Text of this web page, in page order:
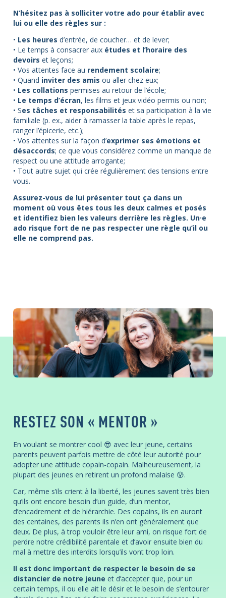
N’hésitez pas à solliciter votre ado pour établir avec
lui ou elle des règles sur :
• Les heures d’entrée, de coucher… et de lever;
• Le temps à consacrer aux études et l’horaire des
devoirs et leçons;
• Vos attentes face au rendement scolaire;
• Quand inviter des amis ou aller chez eux;
• Les collations permises au retour de l’école;
• Le temps d’écran, les films et jeux vidéo permis ou non;
• Ses tâches et responsabilités et sa participation à la vie
familiale (p. ex., aider à ramasser la table après le repas,
ranger l’épicerie, etc.);
• Vos attentes sur la façon d’exprimer ses émotions et
désaccords; ce que vous considérez comme un manque de
respect ou une attitude arrogante;
• Tout autre sujet qui crée régulièrement des tensions entre
vous.
Assurez-vous de lui présenter tout ça dans un
moment où vous êtes tous les deux calmes et posés
et identifiez bien les valeurs derrière les règles. Un·e
ado risque fort de ne pas respecter une règle qu’il ou
elle ne comprend pas.
RESTEZ SON « MENTOR »
En voulant se montrer cool 😎 avec leur jeune, certains
parents peuvent parfois mettre de côté leur autorité pour
adopter une attitude copain-copain. Malheureusement, la
plupart des jeunes en retirent un profond malaise 😰.
Car, même s’ils crient à la liberté, les jeunes savent très bien
qu’ils ont encore besoin d’un guide, d’un mentor,
d’encadrement et de hiérarchie. Des copains, ils en auront
des centaines, des parents ils n’en ont généralement que
deux. De plus, à trop vouloir être leur ami, on risque fort de
perdre notre crédibilité parentale et d’avoir ensuite bien du
mal à mettre des interdits lorsqu’ils vont trop loin.
Il est donc important de respecter le besoin de se
distancier de notre jeune et d’accepter que, pour un
certain temps, il ou elle ait le désir et le besoin de s’entourer